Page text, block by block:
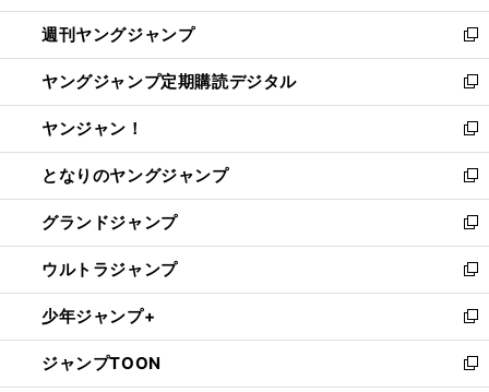
開
く
ウ
で
開
く
ン
ド
ウ
で
開
く
ウ
ィ
ン
ド
ウ
で
開
く
週刊ヤングジャンプ
新
し
い
ウ
ィ
ン
ド
ウ
で
開
く
ヤングジャンプ定期購読デジタル
新
し
い
ウ
ィ
ン
ド
ウ
で
開
く
ヤンジャン！
新
し
い
ウ
ィ
ン
ド
ウ
で
開
く
となりのヤングジャンプ
新
し
い
ウ
ィ
ン
ド
ウ
で
開
グランドジャンプ
新
し
い
ウ
ィ
ン
ド
ウ
ウルトラジャンプ
新
し
い
ウ
ィ
少年ジャンプ+
新
し
い
ジャンプTOON
新